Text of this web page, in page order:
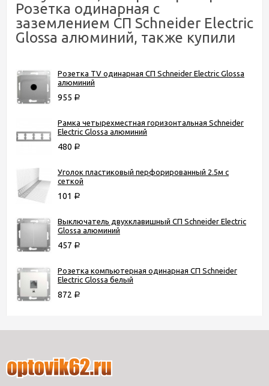
Розетка одинарная с
заземлением СП Schneider Electric
Glossa алюминий, также купили
Розетка TV одинарная СП Schneider Electric Glossa
алюминий
955 Р
Рамка четырехместная горизонтальная Schneider
Electric Glossa алюминий
480 Р
Уголок пластиковый перфорированный 2.5м с
сеткой
101 Р
Выключатель двухклавишный СП Schneider Electric
Glossa алюминий
457 Р
Розетка компьютерная одинарная СП Schneider
Electric Glossa белый
872 Р